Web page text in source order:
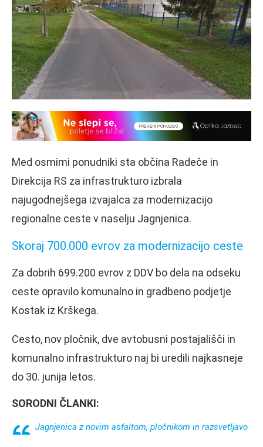
Med osmimi ponudniki sta občina Radeče in
Direkcija RS za infrastrukturo izbrala
najugodnejšega izvajalca za modernizacijo
regionalne ceste v naselju Jagnjenica.
Skoraj 700.000 evrov za modernizacijo ceste
Za dobrih 699.200 evrov z DDV bo dela na odseku
ceste opravilo komunalno in gradbeno podjetje
Kostak iz Krškega.
Cesto, nov pločnik, dve avtobusni postajališči in
komunalno infrastrukturo naj bi uredili najkasneje
do 30. junija letos.
SORODNI ČLANKI:
Jagnjenica z novim asfaltom, pločnikom in razsvetljavo